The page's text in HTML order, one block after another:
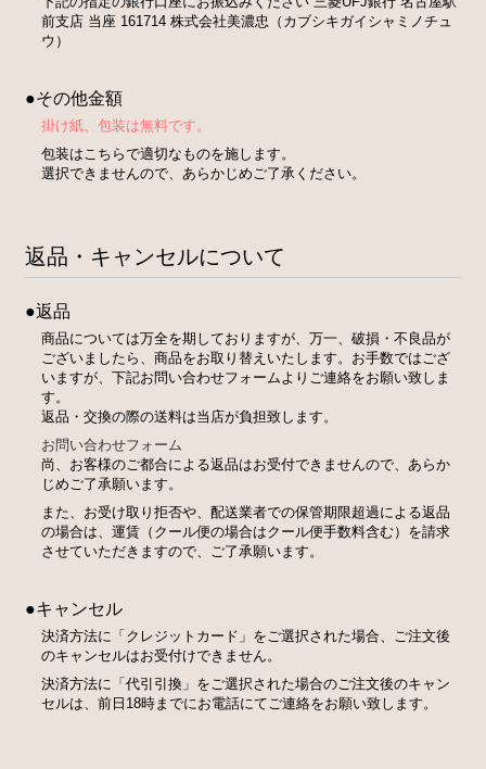
前支店 当座 161714 株式会社美濃忠（カブシキガイシャミノチュ
ウ）
●その他金額
掛け紙、包装は無料です。
包装はこちらで適切なものを施します。
選択できませんので、あらかじめご了承ください。
返品・キャンセルについて
●返品
商品については万全を期しておりますが、万一、破損・不良品が
ございましたら、商品をお取り替えいたします。お手数ではござ
いますが、下記お問い合わせフォームよりご連絡をお願い致しま
す。
返品・交換の際の送料は当店が負担致します。
お問い合わせフォーム
尚、お客様のご都合による返品はお受付できませんので、あらか
じめご了承願います。
また、お受け取り拒否や、配送業者での保管期限超過による返品
の場合は、運賃（クール便の場合はクール便手数料含む）を請求
させていただきますので、ご了承願います。
●キャンセル
決済方法に「クレジットカード」をご選択された場合、ご注文後
のキャンセルはお受付けできません。
決済方法に「代引引換」をご選択された場合のご注文後のキャン
セルは、前日18時までにお電話にてご連絡をお願い致します。